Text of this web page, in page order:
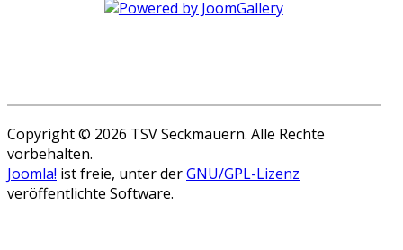
Copyright © 2026 TSV Seckmauern. Alle Rechte
vorbehalten.
Joomla! ist freie, unter derGNU/GPL-Lizenz
veröffentlichte Software.